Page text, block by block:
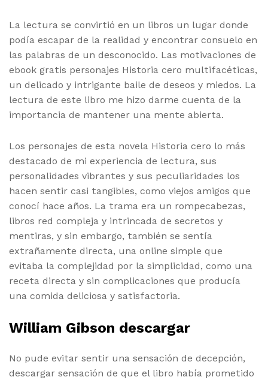
La lectura se convirtió en un libros un lugar donde
podía escapar de la realidad y encontrar consuelo en
las palabras de un desconocido. Las motivaciones de
ebook gratis personajes Historia cero multifacéticas,
un delicado y intrigante baile de deseos y miedos. La
lectura de este libro me hizo darme cuenta de la
importancia de mantener una mente abierta.
Los personajes de esta novela Historia cero lo más
destacado de mi experiencia de lectura, sus
personalidades vibrantes y sus peculiaridades los
hacen sentir casi tangibles, como viejos amigos que
conocí hace años. La trama era un rompecabezas,
libros red compleja y intrincada de secretos y
mentiras, y sin embargo, también se sentía
extrañamente directa, una online simple que
evitaba la complejidad por la simplicidad, como una
receta directa y sin complicaciones que producía
una comida deliciosa y satisfactoria.
William Gibson descargar
No pude evitar sentir una sensación de decepción,
descargar sensación de que el libro había prometido